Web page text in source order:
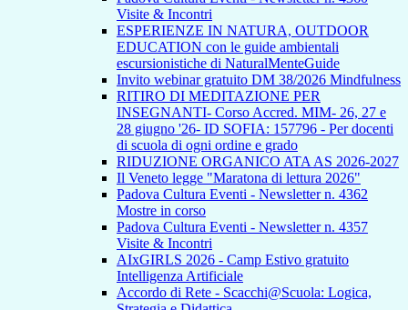
Visite & Incontri
ESPERIENZE IN NATURA, OUTDOOR
EDUCATION con le guide ambientali
escursionistiche di NaturalMenteGuide
Invito webinar gratuito DM 38/2026 Mindfulness
RITIRO DI MEDITAZIONE PER
INSEGNANTI- Corso Accred. MIM- 26, 27 e
28 giugno '26- ID SOFIA: 157796 - Per docenti
di scuola di ogni ordine e grado
RIDUZIONE ORGANICO ATA AS 2026-2027
Il Veneto legge "Maratona di lettura 2026"
Padova Cultura Eventi - Newsletter n. 4362
Mostre in corso
Padova Cultura Eventi - Newsletter n. 4357
Visite & Incontri
AIxGIRLS 2026 - Camp Estivo gratuito
Intelligenza Artificiale
Accordo di Rete - Scacchi@Scuola: Logica,